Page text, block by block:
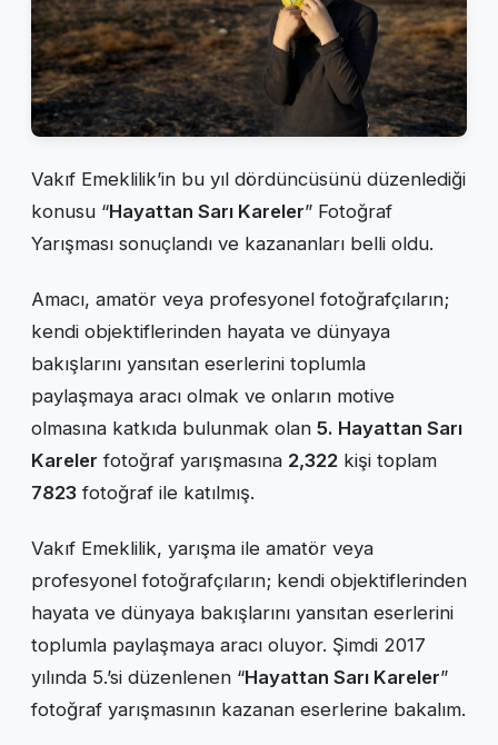
Vakıf Emeklilik’in bu yıl dördüncüsünü düzenlediği
konusu “Hayattan Sarı Kareler” Fotoğraf
Yarışması sonuçlandı ve kazananları belli oldu.
Amacı, amatör veya profesyonel fotoğrafçıların;
kendi objektiflerinden hayata ve dünyaya
bakışlarını yansıtan eserlerini toplumla
paylaşmaya aracı olmak ve onların motive
olmasına katkıda bulunmak olan 5. Hayattan Sarı
Kareler fotoğraf yarışmasına 2,322 kişi toplam
7823 fotoğraf ile katılmış.
Vakıf Emeklilik, yarışma ile amatör veya
profesyonel fotoğrafçıların; kendi objektiflerinden
hayata ve dünyaya bakışlarını yansıtan eserlerini
toplumla paylaşmaya aracı oluyor. Şimdi 2017
yılında 5.’si düzenlenen “Hayattan Sarı Kareler”
fotoğraf yarışmasının kazanan eserlerine bakalım.